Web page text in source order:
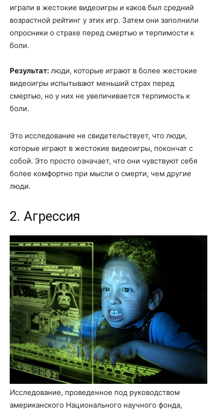
играли в жестокие видеоигры и каков был средний
возрастной рейтинг у этих игр. Затем они заполнили
опросники о страхе перед смертью и терпимости к
боли.
Результат: люди, которые играют в более жестокие
видеоигры испытывают меньший страх перед
смертью, но у них не увеличивается терпимость к
боли.
Это исследование не свидетельствует, что люди,
которые играют в жестокие видеоигры, покончат с
собой. Это просто означает, что они чувствуют себя
более комфортно при мысли о смерти, чем другие
люди.
2. Агрессия
Исследование, проведенное под руководством
американского Национального научного фонда,